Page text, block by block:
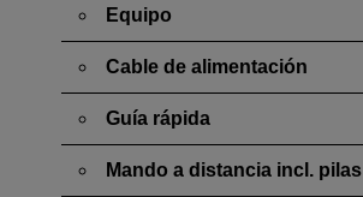
Equipo
Cable de alimentación
Guía rápida
Mando a distancia incl. pilas